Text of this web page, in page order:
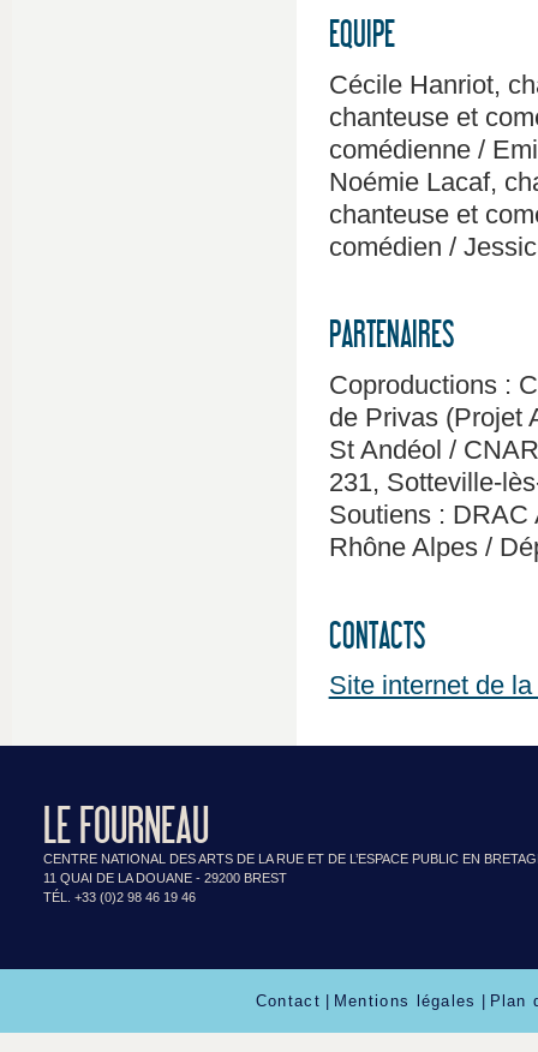
EQUIPE
Cécile Hanriot,
chanteuse et
comédienne /
Noémie Lacaf,
chanteuse et
comédien /
PARTENAIRES
Coproductions :
de Privas (Projet
St Andéol /
231, Sotteville-
Soutiens : DRAC
Rhône Alpes /
CONTACTS
Site internet de
LE FOURNEAU
CENTRE NATIONAL DES ARTS DE LA RUE ET DE L’ESPACE PUBLIC EN
11 QUAI DE LA DOUANE - 29200 BREST
TÉL. +33 (0)2 98 46 19 46
Contact Mentions légales Plan